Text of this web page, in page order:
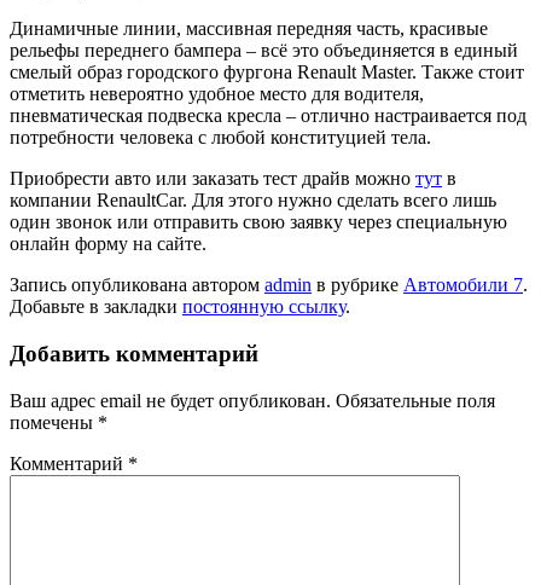
Динамичные линии, массивная передняя часть, красивые
рельефы переднего бампера – всё это объединяется в единый
смелый образ городского фургона Renault Master. Также стоит
отметить невероятно удобное место для водителя,
пневматическая подвеска кресла – отлично настраивается под
потребности человека с любой конституцией тела.
Приобрести авто или заказать тест драйв можно тут в
компании RenaultCar. Для этого нужно сделать всего лишь
один звонок или отправить свою заявку через специальную
онлайн форму на сайте.
Запись опубликована автором admin в рубрике Автомобили 7.
Добавьте в закладки постоянную ссылку.
Добавить комментарий
Ваш адрес email не будет опубликован. Обязательные поля
помечены *
Комментарий *